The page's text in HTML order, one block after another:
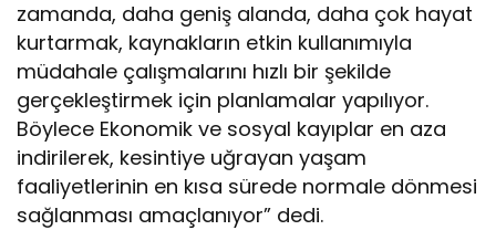
zamanda, daha geniş alanda, daha çok hayat
kurtarmak, kaynakların etkin kullanımıyla
müdahale çalışmalarını hızlı bir şekilde
gerçekleştirmek için planlamalar yapılıyor.
Böylece Ekonomik ve sosyal kayıplar en aza
indirilerek, kesintiye uğrayan yaşam
faaliyetlerinin en kısa sürede normale dönmesi
sağlanması amaçlanıyor” dedi.